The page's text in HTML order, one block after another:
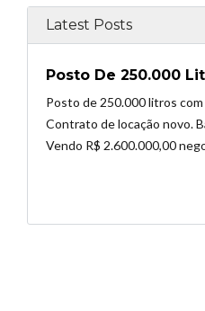
Latest Posts
Posto De 250.000
Posto de 250.000 litros
Contrato de locação novo.
Vendo R$ 2.600.000,00